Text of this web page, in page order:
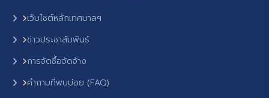
เว็บไซต์หลักเทศบาลฯ
ข่าวประชาสัมพันธ์
การจัดซื้อจัดจ้าง
คำถามที่พบบ่อย (FAQ)